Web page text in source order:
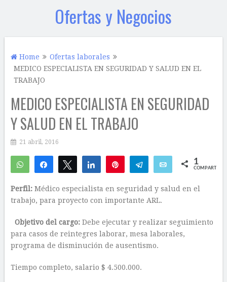
Ofertas y Negocios
Home
Ofertas laborales
MEDICO ESPECIALISTA EN SEGURIDAD Y SALUD EN EL
TRABAJO
MEDICO ESPECIALISTA EN SEGURIDAD
Y SALUD EN EL TRABAJO
21 abril, 2016
WhatsAppCompartirTwittear Compartir Telegram Email 1
COMPARTIR
Perfil:Médico especialista en seguridad y salud en el
trabajo, para proyecto con importante ARL.
Objetivo del cargo:Debe ejecutar y realizar seguimiento
para casos de reintegres laborar, mesa laborales,
programa de disminución de ausentismo.
Tiempo completo, salario $ 4.500.000.